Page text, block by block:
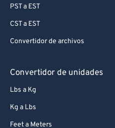
PST a EST
CST a EST
Convertidor de archivos
Convertidor de unidades
Lbs a Kg
Kg a Lbs
Feet a Meters